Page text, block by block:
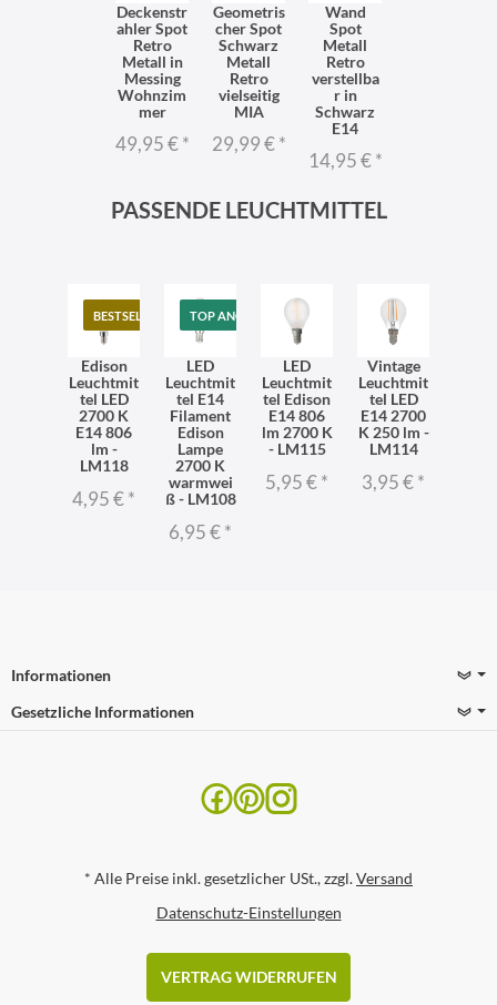
Deckenstr
ahler Spot
Retro
Metall in
Messing
Wohnzim
mer
49,95 €*
Geometris
cher Spot
Schwarz
Metall
Retro
vielseitig
MIA
29,99 €*
Wand
Spot
Metall
Retro
verstellba
r in
Schwarz
E14
14,95 €*
PASSENDE LEUCHTMITTEL
BESTSELLER
Edison
Leuchtmit
tel LED
2700 K
E14 806
lm -
LM118
4,95 €*
TOP ANGEBOT
LED
Leuchtmit
tel E14
Filament
Edison
Lampe
2700 K
warmwei
ß - LM108
6,95 €*
LED
Leuchtmit
tel Edison
E14 806
lm 2700 K
- LM115
5,95 €*
Vintage
Leuchtmit
tel LED
E14 2700
K 250 lm -
LM114
3,95 €*
Informationen
Gesetzliche Informationen
* Alle Preise inkl. gesetzlicher USt., zzgl.Versand
Datenschutz-Einstellungen
VERTRAG WIDERRUFEN